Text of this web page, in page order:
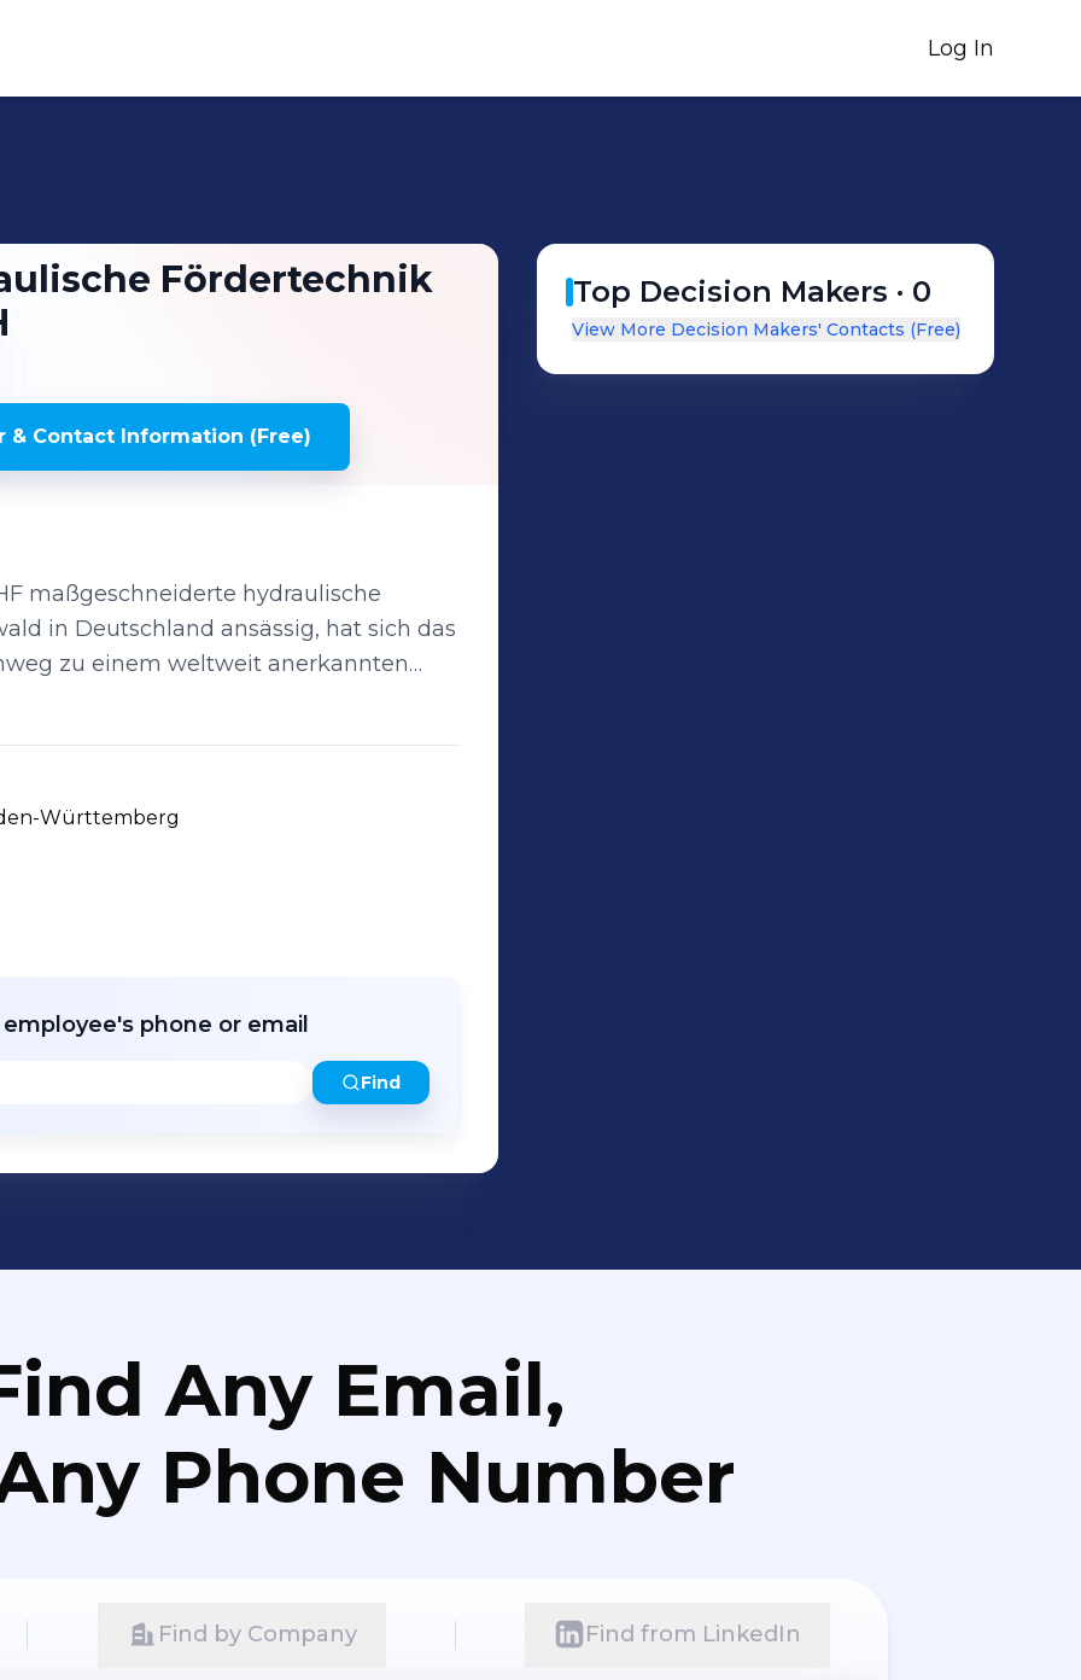
Log In
Fördertechnik
& Contact Information (Free)
maßgeschneiderte hydraulische
in Deutschland ansässig, hat sich das
zu einem weltweit anerkannten
Württemberg
phone or email
Find
Top Decision Makers · 0
View More Decision Makers' Contacts (Free)
Any Email,
Phone Number
Find by Company Find from LinkedIn